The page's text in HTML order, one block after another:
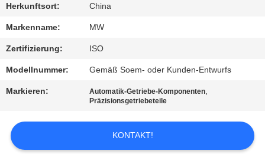
SIE
MIT
UNS
IN
VERBINDUNG
FORDERN
SIE
Herkunftsort: China
Markenname: MW
Zertifizierung: ISO
Modellnummer: Gemäß Soem- oder Kunden-Entwurfs
Markieren: Automatik-Getriebe-Komponenten,
Präzisionsgetriebeteile
KONTAKT!